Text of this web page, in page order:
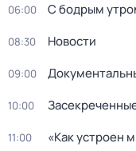
06:00 С бодрым
08:30 Новости
09:00
10:00
11:00 «Как устроен